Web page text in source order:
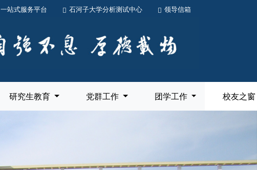
一站式服务平台 石河子大学分析测试中心 领导信箱
研究生教育 党群工作 团学工作 校友之